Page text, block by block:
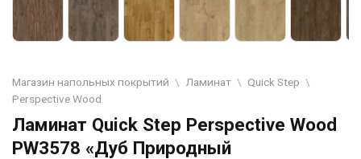
Магазин напольных покрытий \ Ламинат \ Quick Step \
Perspective Wood
Ламинат Quick Step Perspective Wood
PW3578 «Дуб Природный